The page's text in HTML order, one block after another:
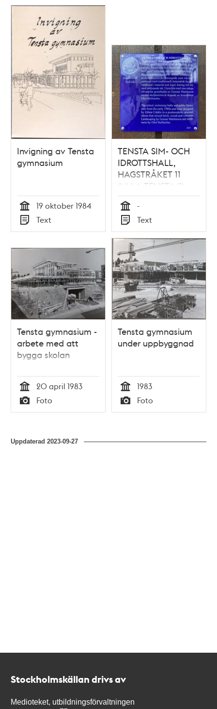
teman
Invigning av Tensta
gymnasium
Tid
19 oktober 1984
Typ
Text
TENSTA SIM- OCH
IDROTTSHALL,
HAGSTRÅKET 11
(LILLA TENSTA 2)
Tid
-
Typ
Text
Tensta gymnasium -
arbete med att
bygga skolan
Tid
20 april 1983
Typ
Foto
Tensta gymnasium
under uppbyggnad
Tid
1983
Typ
Foto
Uppdaterad2023-09-27
Stockholmskällan drivs av
Medioteket, utbildningsförvaltningen